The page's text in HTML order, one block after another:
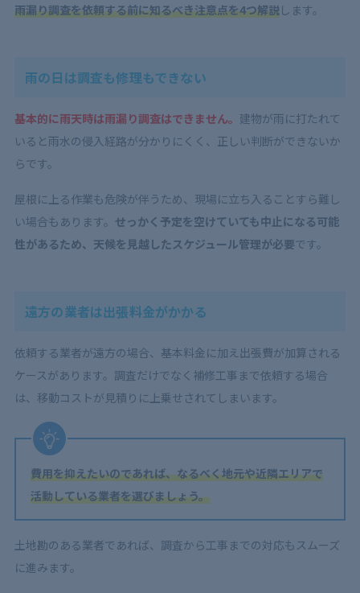
雨漏り調査を依頼する前に知るべき注意点を4つ解説します。
雨の日は調査も修理もできない
基本的に雨天時は雨漏り調査はできません。 建物が雨に打たれて
いると雨水の侵入経路が分かりにくく、正しい判断ができないか
らです。
屋根に上る作業も危険が伴うため、現場に立ち入ることすら難し
い場合もあります。 せっかく予定を空けていても中止になる可能
性があるため、天候を見越したスケジュール管理が必要です。
遠方の業者は出張料金がかかる
依頼する業者が遠方の場合、基本料金に加え出張費が加算される
ケースがあります。調査だけでなく補修工事まで依頼する場合
は、移動コストが見積りに上乗せされてしまいます。
費用を抑えたいのであれば、なるべく地元や近隣エリアで
活動している業者を選びましょう。
土地勘のある業者であれば、調査から工事までの対応もスムーズ
に進みます。